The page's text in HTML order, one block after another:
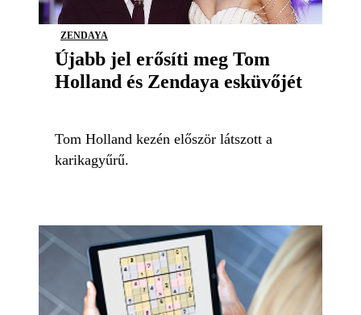
ZENDAYA
Újabb jel erősíti meg Tom
Holland és Zendaya esküvőjét
Tom Holland kezén először látszott a
karikagyűrű.